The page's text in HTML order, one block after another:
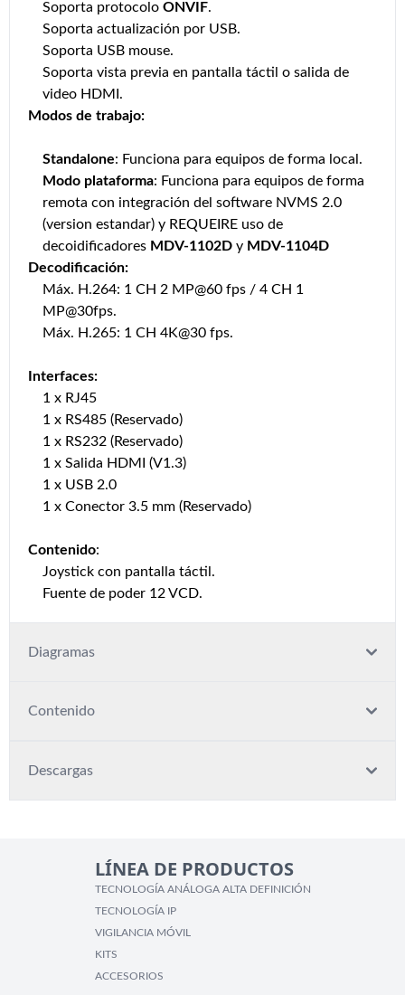
Soporta protocolo ONVIF.
Soporta actualización por USB.
Soporta USB mouse.
Soporta vista previa en pantalla táctil o salida de
video HDMI.
Modos de trabajo:
Standalone: Funciona para equipos de forma local.
Modo plataforma: Funciona para equipos de forma
remota con integración del software NVMS 2.0
(version estandar) y REQUEIRE uso de
decoidificadores MDV-1102D y MDV-1104D
Decodificación:
Máx. H.264: 1 CH 2 MP@60 fps / 4 CH 1
MP@30fps.
Máx. H.265: 1 CH 4K@30 fps.
Interfaces:
1 x RJ45
1 x RS485 (Reservado)
1 x RS232 (Reservado)
1 x Salida HDMI (V1.3)
1 x USB 2.0
1 x Conector 3.5 mm (Reservado)
Contenido:
Joystick con pantalla táctil.
Fuente de poder 12 VCD.
Diagramas
Contenido
Descargas
LÍNEA DE PRODUCTOS
TECNOLOGÍA ANÁLOGA ALTA DEFINICIÓN
TECNOLOGÍA IP
VIGILANCIA MÓVIL
KITS
ACCESORIOS